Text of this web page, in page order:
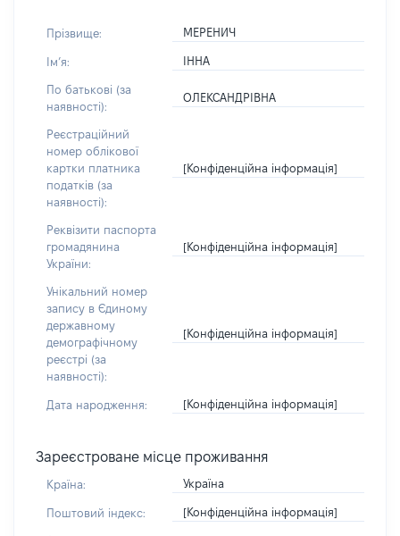
Прізвище: МЕРЕНИЧ
Імʼя: ІННА
По батькові (за
наявності):
ОЛЕКСАНДРІВНА
Реєстраційний
номер облікової
картки платника
податків (за
наявності):
[Конфіденційна інформація]
Реквізити паспорта
громадянина
України:
[Конфіденційна інформація]
Унікальний номер
запису в Єдиному
державному
демографічному
реєстрі (за
наявності):
[Конфіденційна інформація]
Дата народження: [Конфіденційна інформація]
Зареєстроване місце проживання
Країна: Україна
Поштовий індекс: [Конфіденційна інформація]